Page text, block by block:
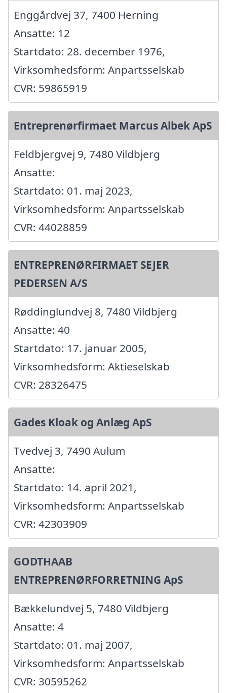
Enggårdvej 37, 7400 Herning
Ansatte: 12
Startdato: 28. december 1976,
Virksomhedsform: Anpartsselskab
CVR: 59865919
Entreprenørfirmaet Marcus Albek ApS
Feldbjergvej 9, 7480 Vildbjerg
Ansatte:
Startdato: 01. maj 2023,
Virksomhedsform: Anpartsselskab
CVR: 44028859
ENTREPRENØRFIRMAET SEJER
PEDERSEN A/S
Røddinglundvej 8, 7480 Vildbjerg
Ansatte: 40
Startdato: 17. januar 2005,
Virksomhedsform: Aktieselskab
CVR: 28326475
Gades Kloak og Anlæg ApS
Tvedvej 3, 7490 Aulum
Ansatte:
Startdato: 14. april 2021,
Virksomhedsform: Anpartsselskab
CVR: 42303909
GODTHAAB
ENTREPRENØRFORRETNING ApS
Bækkelundvej 5, 7480 Vildbjerg
Ansatte: 4
Startdato: 01. maj 2007,
Virksomhedsform: Anpartsselskab
CVR: 30595262